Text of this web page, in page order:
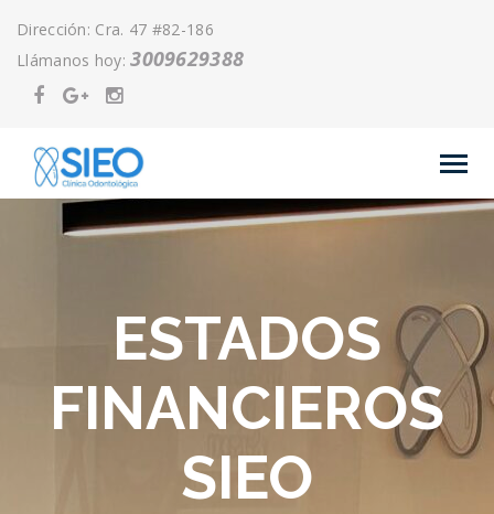
Dirección: Cra. 47 #82-186
Llámanos hoy:3009629388
ESTADOS
FINANCIEROS
SIEO